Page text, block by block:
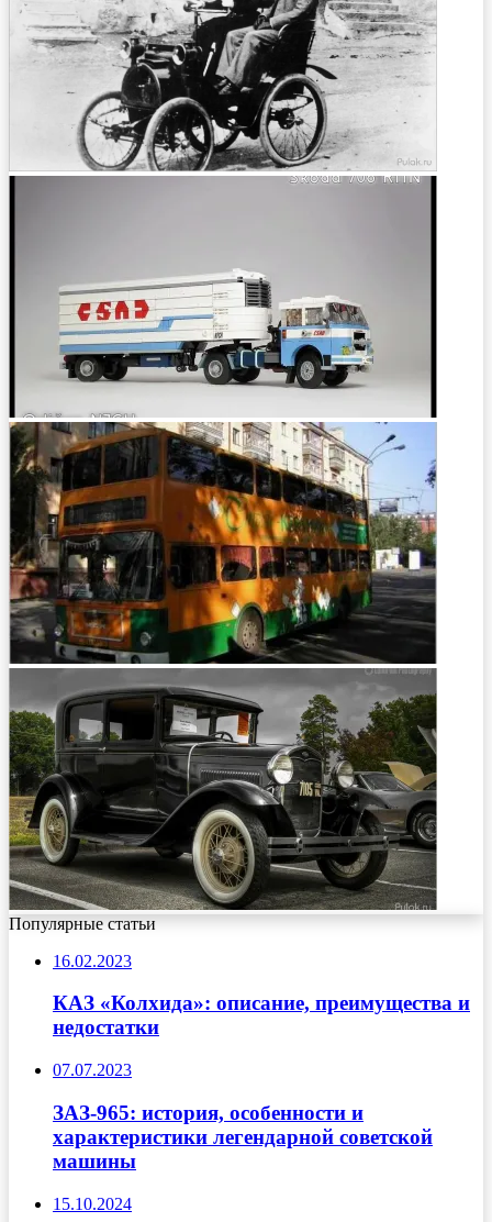
Популярные статьи
16.02.2023
КАЗ «Колхида»: описание, преимущества и
недостатки
07.07.2023
ЗАЗ-965: история, особенности и
характеристики легендарной советской
машины
15.10.2024